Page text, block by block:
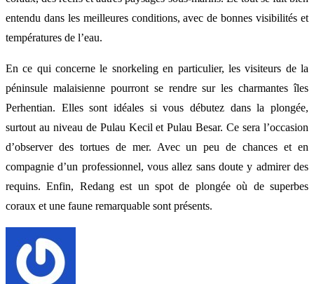
entendu dans les meilleures conditions, avec de bonnes visibilités et
températures de l’eau.
En ce qui concerne le snorkeling en particulier, les visiteurs de la
péninsule malaisienne pourront se rendre sur les charmantes îles
Perhentian. Elles sont idéales si vous débutez dans la plongée,
surtout au niveau de Pulau Kecil et Pulau Besar. Ce sera l’occasion
d’observer des tortues de mer. Avec un peu de chances et en
compagnie d’un professionnel, vous allez sans doute y admirer des
requins. Enfin, Redang est un spot de plongée où de superbes
coraux et une faune remarquable sont présents.